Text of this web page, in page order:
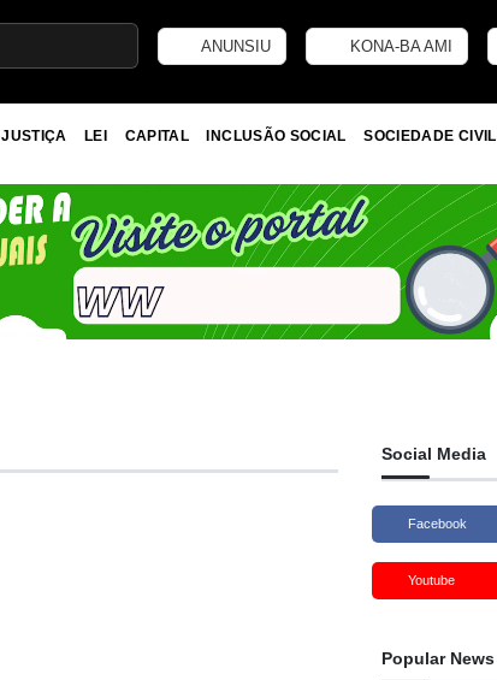
ANUNSIU KONA-BA AMI
JUSTIÇA LEI CAPITAL INCLUSÃO SOCIAL SOCIEDADE CIVIL
Social Media
Facebook
Youtube
Popular News